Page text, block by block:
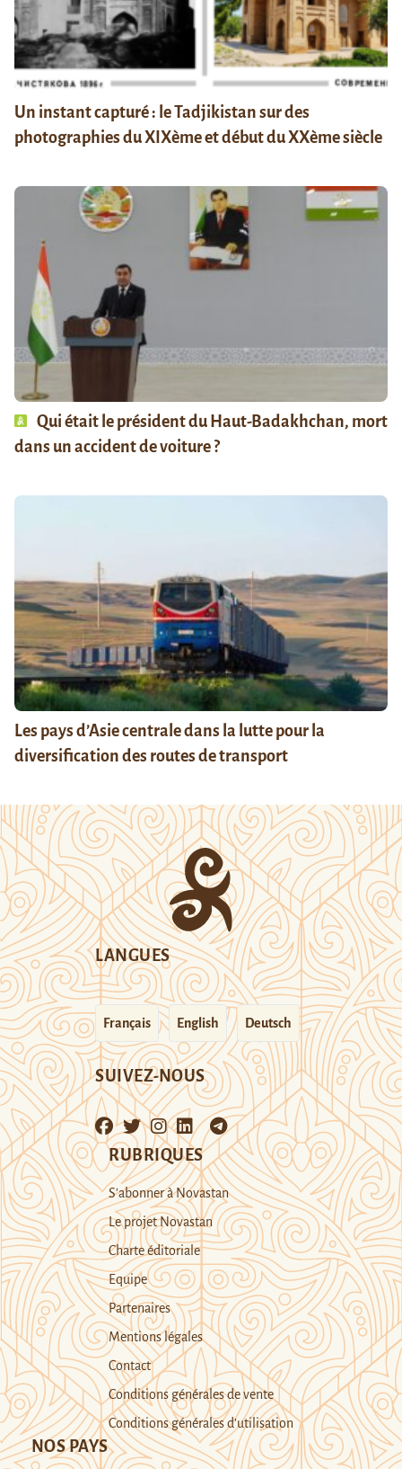
Un instant capturé : le Tadjikistan sur des
photographies du XIXème et début du XXème siècle
Qui était le président du Haut-Badakhchan, mort
dans un accident de voiture ?
Les pays d’Asie centrale dans la lutte pour la
diversification des routes de transport
LANGUES
Français English Deutsch
SUIVEZ-NOUS
RUBRIQUES
S’abonner à Novastan
Le projet Novastan
Charte éditoriale
Equipe
Partenaires
Mentions légales
Contact
Conditions générales de vente
Conditions générales d’utilisation
NOS PAYS